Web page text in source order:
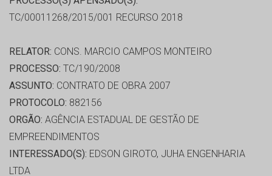
TC/00011268/2015/001 RECURSO 2018
RELATOR: CONS. MARCIO CAMPOS MONTEIRO
PROCESSO: TC/190/2008
ASSUNTO: CONTRATO DE OBRA 2007
PROTOCOLO: 882156
ORGÃO: AGÊNCIA ESTADUAL DE GESTÃO DE
EMPREENDIMENTOS
INTERESSADO(S): EDSON GIROTO, JUHA ENGENHARIA
LTDA